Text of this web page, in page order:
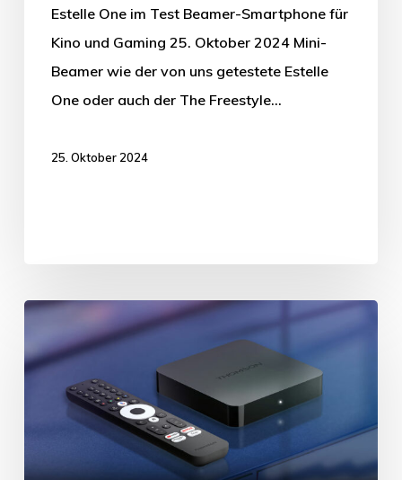
Estelle One im Test Beamer-Smartphone für
Kino und Gaming 25. Oktober 2024 Mini-
Beamer wie der von uns getestete Estelle
One oder auch der The Freestyle…
25. Oktober 2024